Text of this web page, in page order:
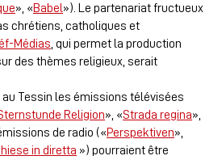
», «Babel»). Le partenariat fructueux
chrétiens, catholiques et
Médias , qui permet la production
des thèmes religieux, serait
Tessin les émissions télévisées
Religion», «Strada regina»,
de radio («Perspektiven»,
in diretta ») pourraient être